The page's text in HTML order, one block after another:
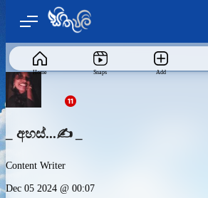
Home Snaps Add
_ අහස්...✍️ _
Content Writer
Dec 05 2024 @ 00:07